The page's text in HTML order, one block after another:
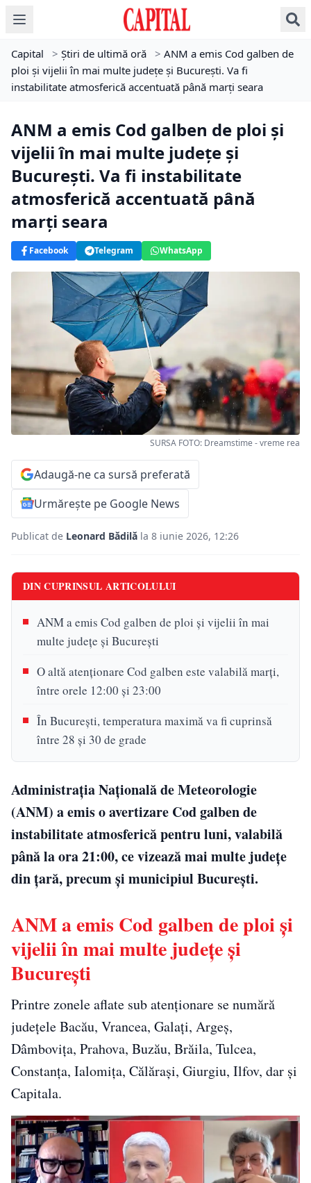
Capital > Știri de ultimă oră > ANM a emis Cod galben de
ploi și vijelii în mai multe județe și București. Va fi
instabilitate atmosferică accentuată până marți seara
ANM a emis Cod galben de ploi și
vijelii în mai multe județe și
București. Va fi instabilitate
atmosferică accentuată până
marți seara
Facebook Telegram WhatsApp
SURSA FOTO: Dreamstime - vreme rea
Adaugă-ne ca sursă preferată
Urmărește pe Google News
Publicat de Leonard Bădilă la 8 iunie 2026, 12:26
DIN CUPRINSUL ARTICOLULUI
ANM a emis Cod galben de ploi și vijelii în mai
multe județe și București
O altă atenționare Cod galben este valabilă marți,
între orele 12:00 și 23:00
În București, temperatura maximă va fi cuprinsă
între 28 și 30 de grade
Administrația Națională de Meteorologie
(ANM) a emis o avertizare Cod galben de
instabilitate atmosferică pentru luni, valabilă
până la ora 21:00, ce vizează mai multe județe
din țară, precum și municipiul București.
ANM a emis Cod galben de ploi și
vijelii în mai multe județe și
București
Printre zonele aflate sub atenționare se numără
județele Bacău, Vrancea, Galați, Argeș,
Dâmbovița, Prahova, Buzău, Brăila, Tulcea,
Constanța, Ialomița, Călărași, Giurgiu, Ilfov, dar și
Capitala.